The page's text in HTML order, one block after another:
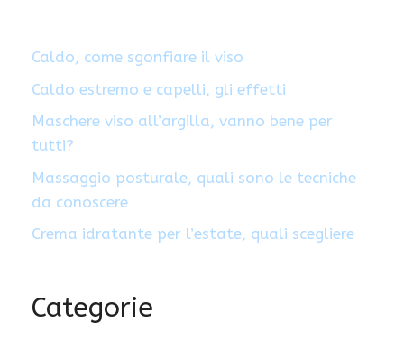
Caldo, come sgonfiare il viso
Caldo estremo e capelli, gli effetti
Maschere viso all’argilla, vanno bene per
tutti?
Massaggio posturale, quali sono le tecniche
da conoscere
Crema idratante per l’estate, quali scegliere
Categorie